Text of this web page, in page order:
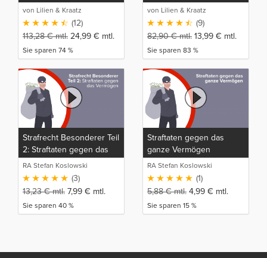
von Lilien & Kraatz
(12)
113,28€mtl. 24,99 € mtl.
Sie sparen 74 %
von Lilien & Kraatz
(9)
82,90€mtl. 13,99 € mtl.
Sie sparen 83 %
Strafrecht Besonderer Teil
2: Straftaten gegen das
Vermögen
RA Stefan Koslowski
(3)
13,23€mtl. 7,99 € mtl.
Sie sparen 40 %
Straftaten gegen das
ganze Vermögen
RA Stefan Koslowski
(1)
5,88€mtl. 4,99 € mtl.
Sie sparen 15 %